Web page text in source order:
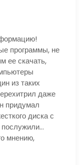
программы, не
ее скачать,
из таких
даже
придумал
диска с
мнению,